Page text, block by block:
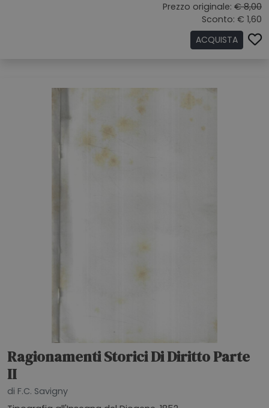
Prezzo originale: € 8,00
Sconto: € 1,60
ACQUISTA
Ragionamenti Storici Di Diritto Parte
II
di F.C. Savigny